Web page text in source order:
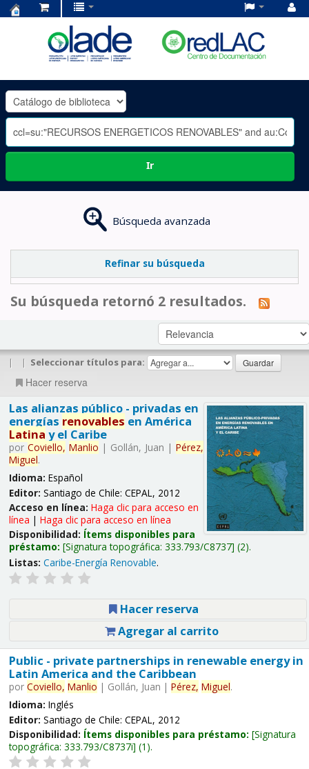
OLADE
-
Ir
Búsqueda avanzada
Refinar su búsqueda
Su búsqueda retornó 2 resultados.
| | Seleccionar títulos para:
Hacer reserva
Las alianzas público - privadas en
energías renovables en América
Latina y el Caribe
por Coviello, Manlio | Gollán, Juan | Pérez,
Miguel.
Idioma: Español
Editor: Santiago de Chile: CEPAL, 2012
Acceso en línea: Haga clic para acceso en
línea | Haga clic para acceso en línea
Disponibilidad: Ítems disponibles para
préstamo: Signatura topográfica: 333.793/C8737 (2).
Listas: Caribe-Energía Renovable.
Hacer reserva
Agregar al carrito
Public - private partnerships in renewable energy in
Latin America and the Caribbean
por Coviello, Manlio | Gollán, Juan | Pérez, Miguel.
Idioma: Inglés
Editor: Santiago de Chile: CEPAL, 2012
Disponibilidad: Ítems disponibles para préstamo: Signatura
topográfica: 333.793/C8737i (1).